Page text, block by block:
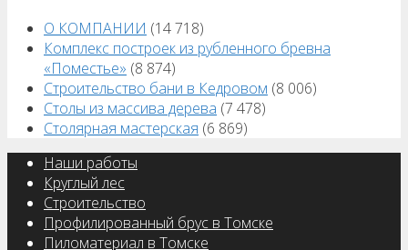
О КОМПАНИИ (14 718)
Комплекс построек из рубленного бревна
«Поместье» (8 874)
Строительство бани в Кедровом (8 006)
Столы из массива дерева (7 478)
Столярная мастерская (6 869)
Наши работы
Круглый лес
Строительство
Профилированный брус в Томске
Пиломатериал в Томске